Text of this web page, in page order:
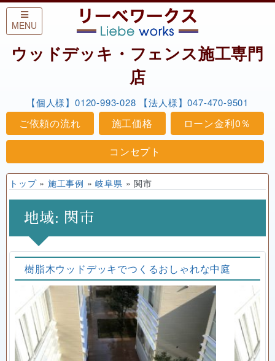
Skip to content
MENU
ウッドデッキ・フェンス施工専門
店
【個人様】0120-993-028 【法人様】047-470-9501
ご依頼の流れ 施工価格
ローン金利0％
コンセプト
トップ» 施工事例 »岐阜県 »関市
地域: 関市
樹脂木ウッドデッキでつくるおしゃれな中庭